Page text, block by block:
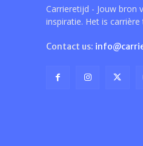
Carrieretijd - Jouw bron
inspiratie. Het is carrière
Contact us: